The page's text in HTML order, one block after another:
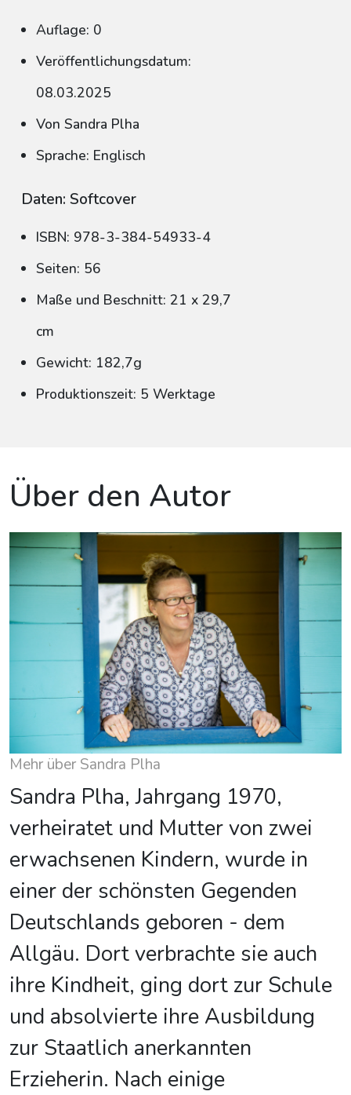
Auflage: 0
Veröffentlichungsdatum:
08.03.2025
Von Sandra Plha
Sprache: Englisch
Daten: Softcover
ISBN: 978-3-384-54933-4
Seiten: 56
Maße und Beschnitt: 21 x 29,7
cm
Gewicht: 182,7g
Produktionszeit: 5 Werktage
Über den Autor
Mehr über Sandra Plha
Sandra Plha, Jahrgang 1970,
verheiratet und Mutter von zwei
erwachsenen Kindern, wurde in
einer der schönsten Gegenden
Deutschlands geboren - dem
Allgäu. Dort verbrachte sie auch
ihre Kindheit, ging dort zur Schule
und absolvierte ihre Ausbildung
zur Staatlich anerkannten
Erzieherin. Nach einige